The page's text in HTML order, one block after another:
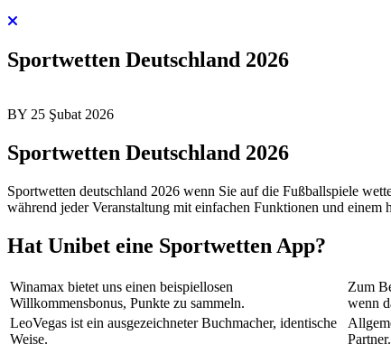
Sportwetten Deutschland 2026
BY 25 Şubat 2026
Sportwetten Deutschland 2026
Sportwetten deutschland 2026 wenn Sie auf die Fußballspiele
während jeder Veranstaltung mit einfachen Funktionen und
Hat Unibet eine Sportwetten App?
Winamax bietet uns einen beispiellosen
Willkommensbonus, Punkte zu sammeln.
Zum
wenn
LeoVegas ist ein ausgezeichneter Buchmacher, identische
Weise.
Partner.